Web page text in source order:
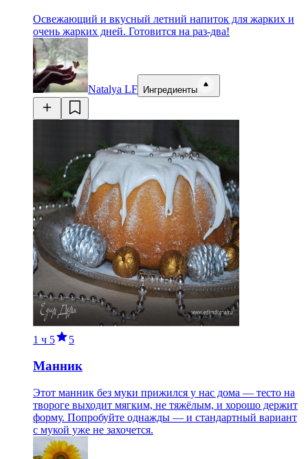
Освежающий и вкусный летний напиток для жарких и
очень жарких дней. Готовится на раз-два!
Natalya LF Ингредиенты
1 ч 5 5
Манник
Этот манник без муки прижился у нас дома — тесто на
твороге выходит мягким, не тяжёлым, и хорошо держит
форму. Попробуйте однажды — и стандартный вариант
с мукой уже не захочется.